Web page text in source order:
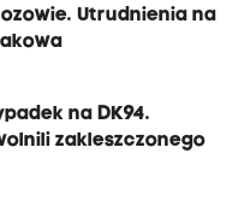
Utrudnienia na
na DK94.
zakleszczonego